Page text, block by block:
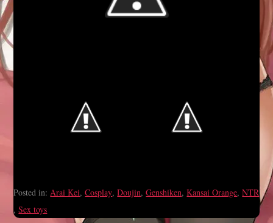
Posted in:Arai Kei,Cosplay,Doujin,Genshiken,Kansai Orange,NTR
,Sex toys